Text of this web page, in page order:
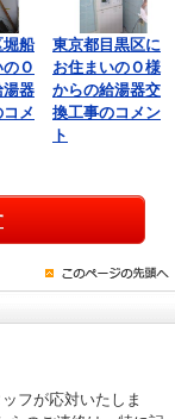
堀船
Ｏ
湯器
メ
東京都目黒区に
お住まいのＯ様
からの給湯器交
換工事のコメン
ト
フが応対いたしま